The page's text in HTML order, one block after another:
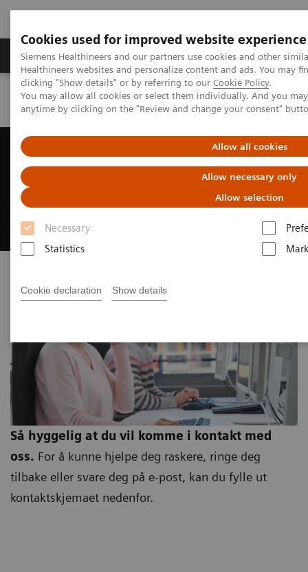
Cookies used for improved website experience
Siemens Healthineers and our partners use cookies and other
Healthineers websites and personalize content and ads. You may
clicking "Show details" or by referring to our Cookie Policy.
You may allow all cookies or select them individually. And you
anytime by clicking on the "Review and change your consent"
Allow all cookies
Allow necessary only
Allow selection
Necessary
Statistics
Cookie declaration Show details
Produkter og løsninger Support og
Hjem Kontakt oss
Kontakt oss
Her finner du informasjon om hvordan du kan
komme i kontakt med Siemens Healthineers i
Så hyggelig at du vil komme i kontakt med
oss. For å kunne hjelpe deg raskere, ringe deg
tilbake eller svare deg på e-post, kan du fylle ut
kontaktskjemaet nedenfor.